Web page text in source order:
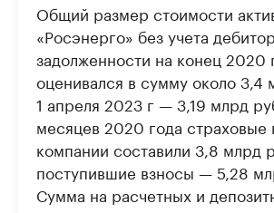
Общий размер стоимости
«Росэнерго» без учета
задолженности на конец 2020
оценивался в сумму около 3,4
1 апреля 2023 г — 3,19 млрд
месяцев 2020 года страховые
компании составили 3,8 млрд
поступившие взносы — 5,28
Сумма на расчетных и